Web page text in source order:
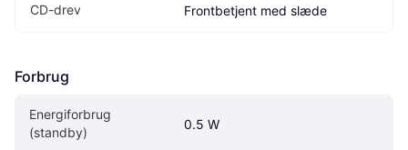
CD-drev Frontbetjent med slæde
Forbrug
Energiforbrug
(standby)
0.5 W